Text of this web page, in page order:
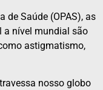
de Saúde (OPAS), as
a nível mundial são
astigmatismo,
nosso globo